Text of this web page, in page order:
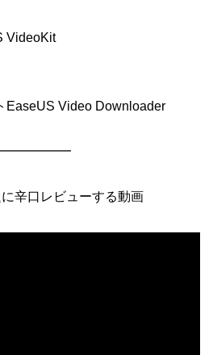
VideoKit
EaseUS Video Downloader
辛口レビューする動画